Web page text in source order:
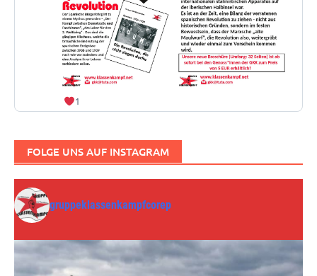
1
FOLGE UNS AUF INSTAGRAM
gruppeklassenkampfcorep